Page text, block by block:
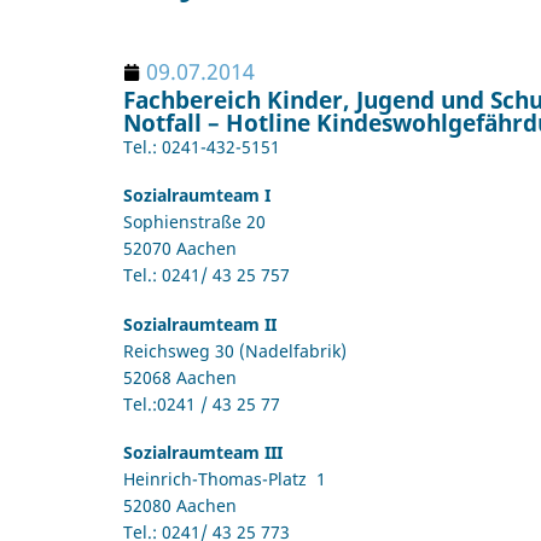
09.07.2014
Fachbereich Kinder, Jugend und
Notfall – Hotline
Tel.: 0241-432-5151
Sozialraumteam I
Sophienstraße 20
52070 Aachen
Tel.: 0241/ 43 25 757
Sozialraumteam II
Reichsweg 30 (Nadelfabrik)
52068 Aachen
Tel.:0241 / 43 25 77
Sozialraumteam III
Heinrich-Thomas-Platz 1
52080 Aachen
Tel.: 0241/ 43 25 773